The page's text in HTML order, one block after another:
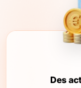
Des